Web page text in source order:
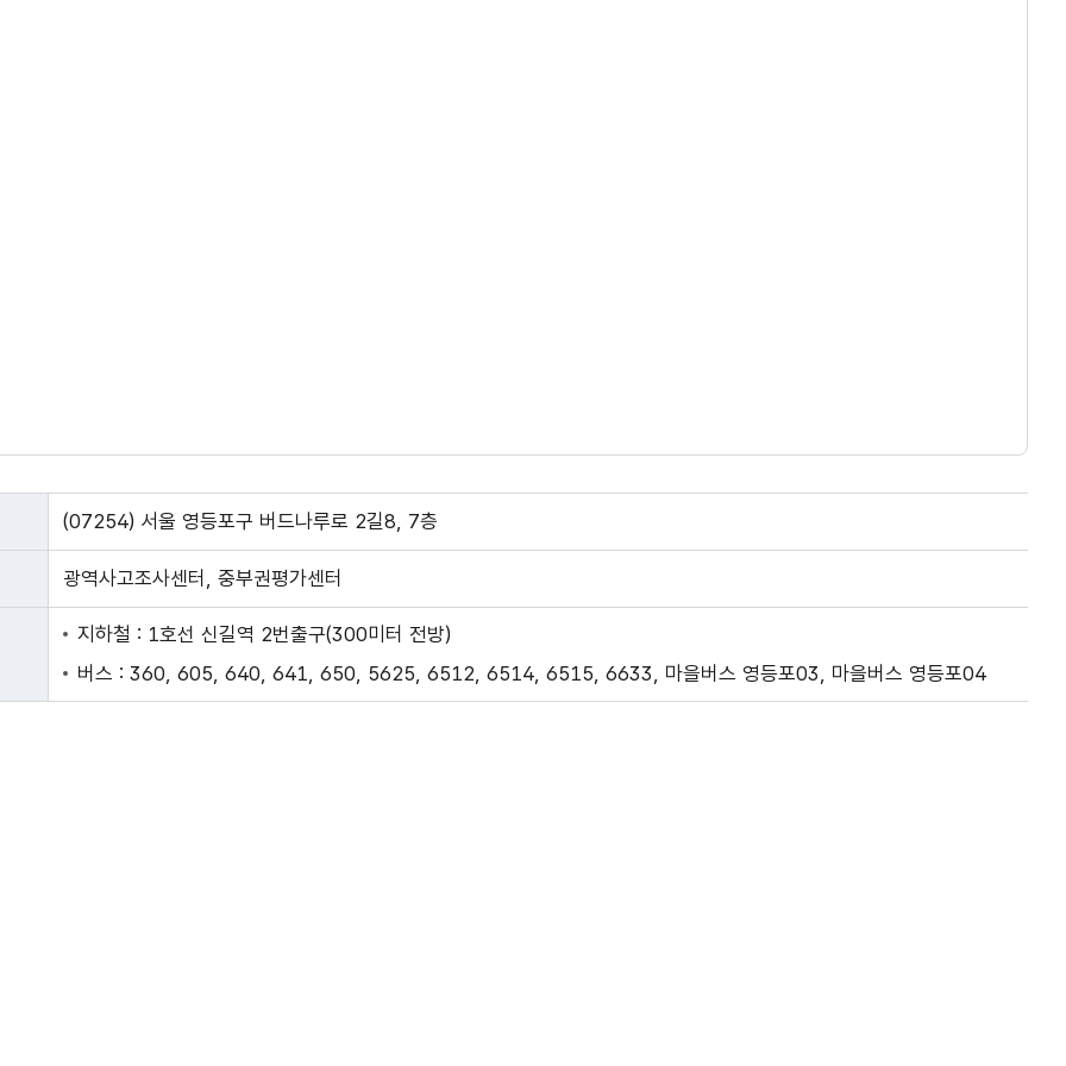
(07254) 서울 영등포구 버드나루로 2길8, 7층
광역사고조사센터, 중부권평가센터
지하철 : 1호선 신길역 2번출구(300미터 전방)
버스 : 360, 605, 640, 641, 650, 5625, 6512, 6514, 6515, 6633, 마을버스 영등포03, 마을버스 영등포04